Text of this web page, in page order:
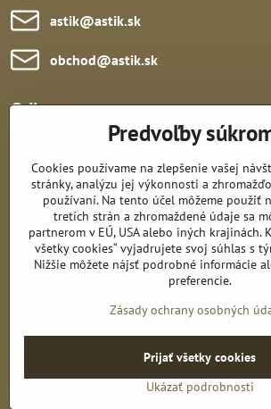
astik​@astik​.sk
obchod​@astik​.sk
Odkazy:
Sledujte nás:
Všetko k nákupu:
©2026Copyright
Predvoľby súkromiaZásady ochrany
Vytvorené pomocou:
Predvoľby
Cookies používame na zlepšenie vašej
stránky, analýzu jej výkonnosti a
používaní. Na tento účel môžeme použiť
tretích strán a zhromaždené údaje sa
partnerom v EÚ, USA alebo iných krajinách.
všetky cookies“ vyjadrujete svoj súhlas s
Nižšie môžete nájsť podrobné informácie
preferencie.
Zásady ochrany osobných
Ukázať podrobnosti
Prijať všetky cookies